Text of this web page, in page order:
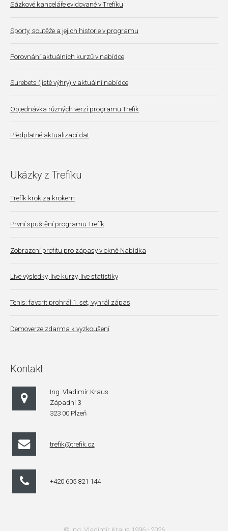
Sázkové kanceláře evidované v Trefíku
Sporty, soutěže a jejich historie v programu
Porovnání aktuálních kurzů v nabídce
Surebets (jisté výhry) v aktuální nabídce
Objednávka různých verzí programu Trefík
Předplatné aktualizací dat
Ukázky z Trefíku
Trefík krok za krokem
První spuštění programu Trefík
Zobrazení profitu pro zápasy v okně Nabídka
Live výsledky, live kurzy, live statistiky
Tenis: favorit prohrál 1. set, vyhrál zápas
Demoverze zdarma k vyzkoušení
Kontakt
Ing. Vladimír Kraus
Západní 3
323 00 Plzeň
trefik@trefik.cz
+420 605 821 144